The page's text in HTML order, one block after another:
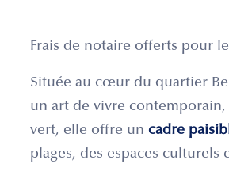
Frais de notaire offerts pour
Située au cœur du quartier
un art de vivre contemporain,
vert, elle offre un cadre
plages, des espaces culturels